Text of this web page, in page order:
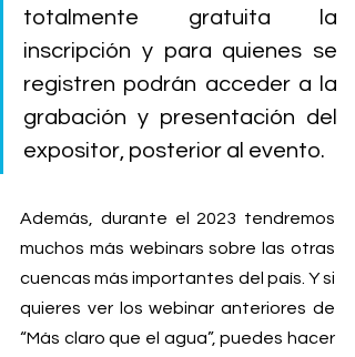
totalmente gratuita la
inscripción y para quienes se
registren podrán acceder a la
grabación y presentación del
expositor, posterior al evento.
Además, durante el 2023 tendremos
muchos más webinars sobre las otras
cuencas más importantes del país. Y si
quieres ver los webinar anteriores de
“Más claro que el agua”, puedes hacer